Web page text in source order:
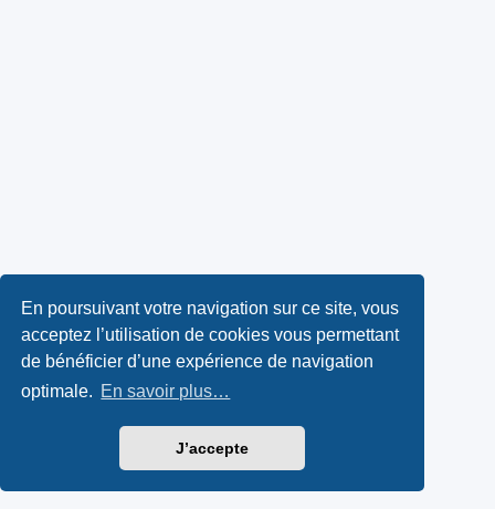
En poursuivant votre navigation sur ce site, vous
acceptez l’utilisation de cookies vous permettant
de bénéficier d’une expérience de navigation
optimale. En savoir plus…
J’accepte